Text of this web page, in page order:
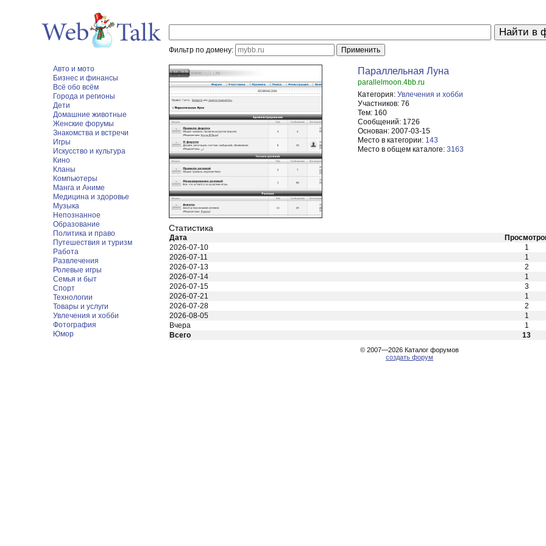
Фильтр по домену:
Авто и мото
Бизнес и финансы
Всё обо всём
Города и регионы
Дети
Домашние животные
Женские форумы
Знакомства и встречи
Игры
Искусство и культура
Кино
Кланы
Компьютеры
Манга и Аниме
Медицина и здоровье
Музыка
Непознанное
Образование
Политика и право
Путешествия и туризм
Работа
Развлечения
Ролевые игры
Семья и быт
Спорт
Технологии
Товары и услуги
Увлечения и хобби
Фотография
Юмор
Параллельная Луна
parallelmoon.4bb.ru
Категория: Увлечения и хобби
Участников: 76
Тем: 160
Сообщений: 1726
Основан: 2007-03-15
Место в категории: 143
Место в общем каталоге: 3163
Статистика
Дата
2026-07-10
1
2026-07-11
1
2026-07-13
2
2026-07-14
1
2026-07-15
3
2026-07-21
1
2026-07-28
2
2026-08-05
1
Вчера
1
Всего
13
© 2007—2026 Каталог форумов
создать форум